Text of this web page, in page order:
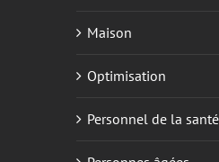
Maison
Optimisation
Personnel de la santé